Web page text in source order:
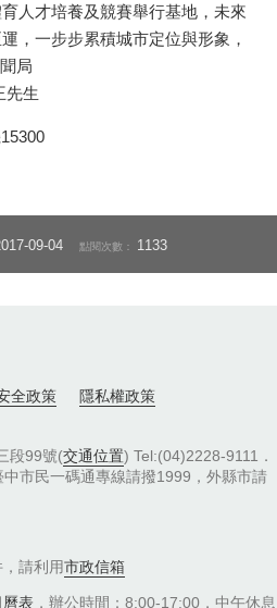
人才培養及競賽舉行基地，未來
，一步步累積城市定位與形象，
局
先生
09-04 點閱次數： 1133
全政策 隱私權政策
段99號(交通位置) Tel:(04)2228-9111．
市民一碼通專線請撥1999，外縣市請
請利用市政信箱
表 ，辦公時間：8:00-17:00，中午休息